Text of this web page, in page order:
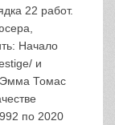
22 работ.
Начало
и
Томас
по 2020